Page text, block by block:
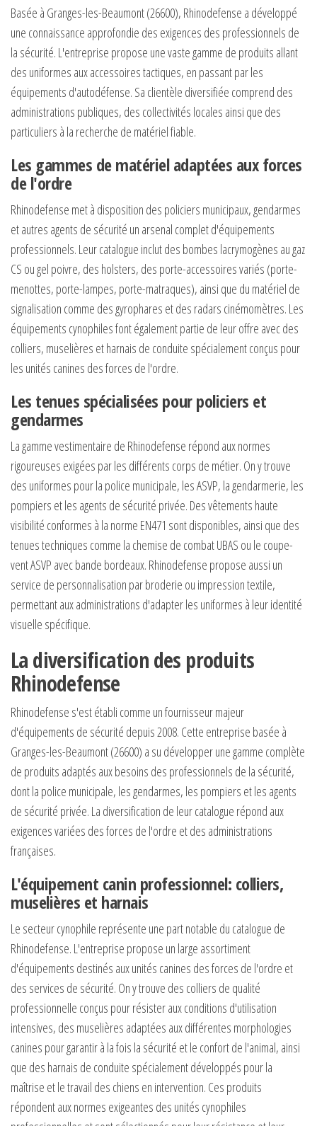
Basée à Granges-les-Beaumont (26600), Rhinodefense a développé
une connaissance approfondie des exigences des professionnels de
la sécurité. L'entreprise propose une vaste gamme de produits allant
des uniformes aux accessoires tactiques, en passant par les
équipements d'autodéfense. Sa clientèle diversifiée comprend des
administrations publiques, des collectivités locales ainsi que des
particuliers à la recherche de matériel fiable.
Les gammes de matériel adaptées aux forces
de l'ordre
Rhinodefense met à disposition des policiers municipaux, gendarmes
et autres agents de sécurité un arsenal complet d'équipements
professionnels. Leur catalogue inclut des bombes lacrymogènes au gaz
CS ou gel poivre, des holsters, des porte-accessoires variés (porte-
menottes, porte-lampes, porte-matraques), ainsi que du matériel de
signalisation comme des gyrophares et des radars cinémomètres. Les
équipements cynophiles font également partie de leur offre avec des
colliers, muselières et harnais de conduite spécialement conçus pour
les unités canines des forces de l'ordre.
Les tenues spécialisées pour policiers et
gendarmes
La gamme vestimentaire de Rhinodefense répond aux normes
rigoureuses exigées par les différents corps de métier. On y trouve
des uniformes pour la police municipale, les ASVP, la gendarmerie, les
pompiers et les agents de sécurité privée. Des vêtements haute
visibilité conformes à la norme EN471 sont disponibles, ainsi que des
tenues techniques comme la chemise de combat UBAS ou le coupe-
vent ASVP avec bande bordeaux. Rhinodefense propose aussi un
service de personnalisation par broderie ou impression textile,
permettant aux administrations d'adapter les uniformes à leur identité
visuelle spécifique.
La diversification des produits
Rhinodefense
Rhinodefense s'est établi comme un fournisseur majeur
d'équipements de sécurité depuis 2008. Cette entreprise basée à
Granges-les-Beaumont (26600) a su développer une gamme complète
de produits adaptés aux besoins des professionnels de la sécurité,
dont la police municipale, les gendarmes, les pompiers et les agents
de sécurité privée. La diversification de leur catalogue répond aux
exigences variées des forces de l'ordre et des administrations
françaises.
L'équipement canin professionnel: colliers,
muselières et harnais
Le secteur cynophile représente une part notable du catalogue de
Rhinodefense. L'entreprise propose un large assortiment
d'équipements destinés aux unités canines des forces de l'ordre et
des services de sécurité. On y trouve des colliers de qualité
professionnelle conçus pour résister aux conditions d'utilisation
intensives, des muselières adaptées aux différentes morphologies
canines pour garantir à la fois la sécurité et le confort de l'animal, ainsi
que des harnais de conduite spécialement développés pour la
maîtrise et le travail des chiens en intervention. Ces produits
répondent aux normes exigeantes des unités cynophiles